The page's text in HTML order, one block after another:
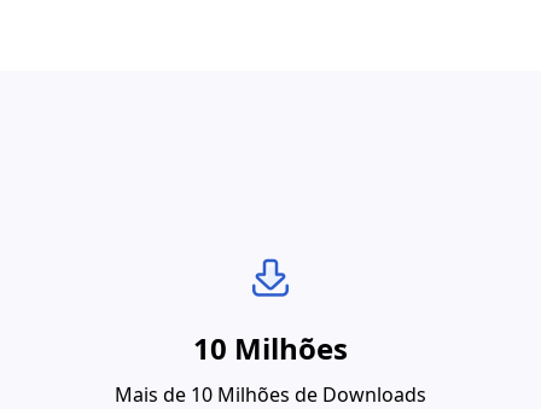
10 Milhões
Mais de 10 Milhões de Downloads